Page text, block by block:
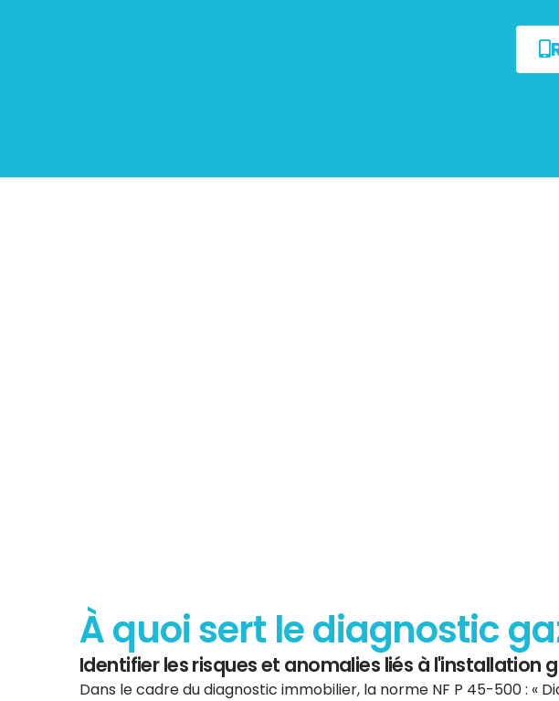
À quoi sert le diagnostic
Identifier les risques et anomalies liés à l'installation
Dans le cadre du diagnostic immobilier, la norme NF P 45-500 : «